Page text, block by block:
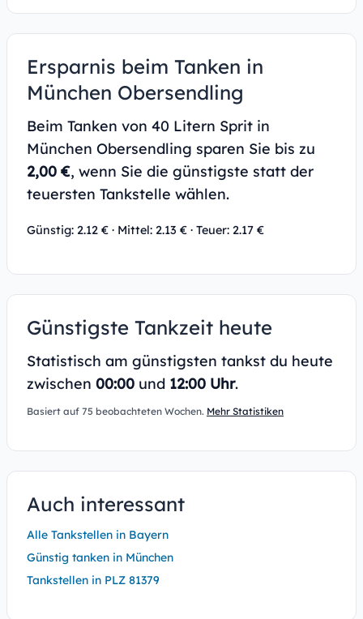
Ersparnis beim Tanken in
München Obersendling
Beim Tanken von 40 Litern Sprit in
München Obersendling sparen Sie bis zu
2,00 €, wenn Sie die günstigste statt der
teuersten Tankstelle wählen.
Günstig: 2.12 € · Mittel: 2.13 € · Teuer: 2.17 €
Günstigste Tankzeit heute
Statistisch am günstigsten tankst du heute
zwischen 00:00 und 12:00 Uhr.
Basiert auf 75 beobachteten Wochen. Mehr Statistiken
Auch interessant
Alle Tankstellen in Bayern
Günstig tanken in München
Tankstellen in PLZ 81379